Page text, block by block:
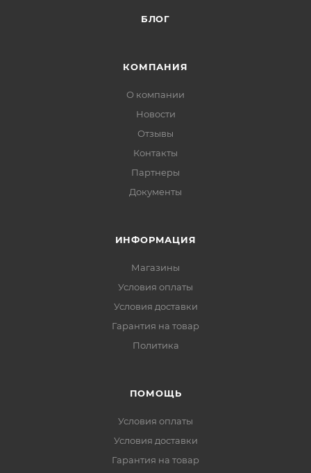
БЛОГ
КОМПАНИЯ
О компании
Новости
Отзывы
Контакты
Партнеры
Документы
ИНФОРМАЦИЯ
Магазины
Условия оплаты
Условия доставки
Гарантия на товар
Политика
ПОМОЩЬ
Условия оплаты
Условия доставки
Гарантия на товар